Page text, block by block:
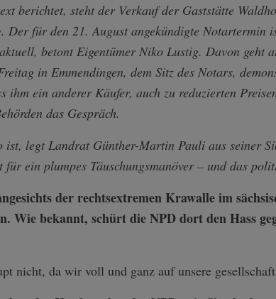
berichtet, steht der Verkauf der Gaststätte
Der für den 21. August angekündigte Notartermin
betont Eigentümer Niko Lustig. Davon geht
in Emmendingen, dem Sitz des Notars,
ihm ein anderer Käufer, auch zu reduzierten
das Gespräch.
ist, legt Landrat Günther-Martin Pauli aus seiner
für ein plumpes Täuschungsmanöver – und das
der rechtsextremen Krawalle im
Wie bekannt, schürt die NPD dort den Hass
nicht, da wir voll und ganz auf unsere